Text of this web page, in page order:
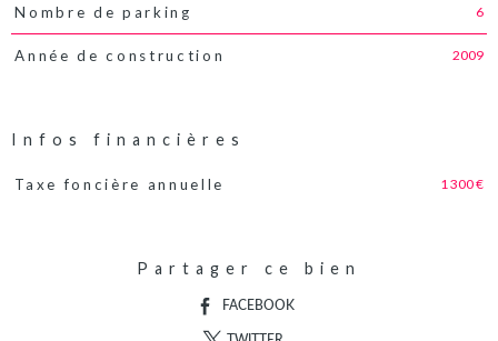
Nombre de parking 6
Année de construction 2009
Infos financières
Caractéristiques Valeurs
Taxe foncière annuelle 1 300 €
Partager ce bien
FACEBOOK